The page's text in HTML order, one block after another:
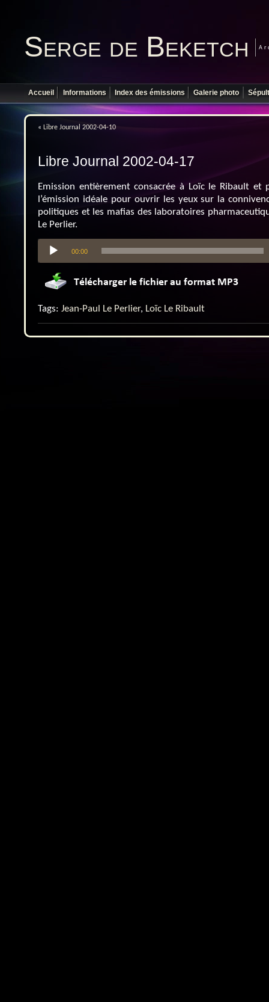
Serge de Beketch
Accueil Informations Index des émissions Galerie photo
« Libre Journal 2002-04-10
Libre Journal 2002-04-17
Emission entièrement consacrée à Loïc le Ribault et
l’émission idéale pour ouvrir les yeux sur la
politiques et les mafias des laboratoires
Le Perlier.
Lecteur
audio
00:00
Tags: Jean-Paul Le Perlier, Loïc Le Ribault